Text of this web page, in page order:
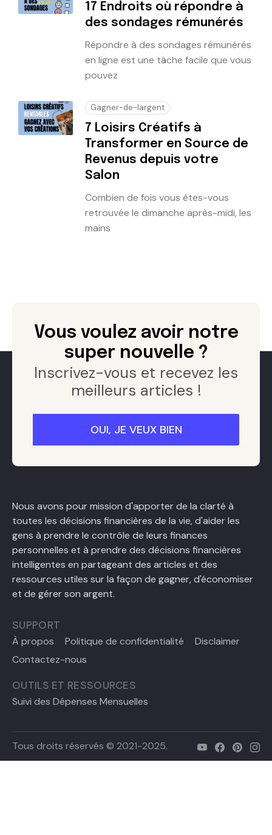
17 Endroits où répondre à
des sondages rémunérés
Répondre à des sondages rémunérés
en ligne est une tâche facile que vous
pouvez
Gagner-de-largent
7 Loisirs Créatifs à
Transformer en Source de
Revenus depuis votre
Salon
Combien de fois vous êtes-vous
retrouvée le dimanche après-midi, les
mains
Vous voulez avoir notre
super nouvelle ?
Inscrivez-vous et recevez les
meilleurs articles !
Nous avons pour mission d'apporter de la clarté à
toutes les décisions financières de la vie, d'aider les
gens à prendre le contrôle de leurs finances
personnelles et à prendre des décisions financières
intelligentes en partageant des articles et des
ressources utiles sur la façon de gagner, d'économiser
et de gérer son argent.
SUPPORT
À propos Politique de confidentialité
Disclaimer
Contactez-nous
OUTILS ET RESSOURCES
Suivi des Dépenses Mensuelles
Tous droits réservés © 2021-2025.